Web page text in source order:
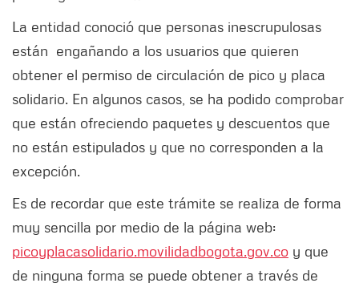
La entidad conoció que personas inescrupulosas
están engañando a los usuarios que quieren
obtener el permiso de circulación de pico y placa
solidario. En algunos casos, se ha podido comprobar
que están ofreciendo paquetes y descuentos que
no están estipulados y que no corresponden a la
excepción.
Es de recordar que este trámite se realiza de forma
muy sencilla por medio de la página web:
picoyplacasolidario.movilidadbogota.gov.co y que
de ninguna forma se puede obtener a través de